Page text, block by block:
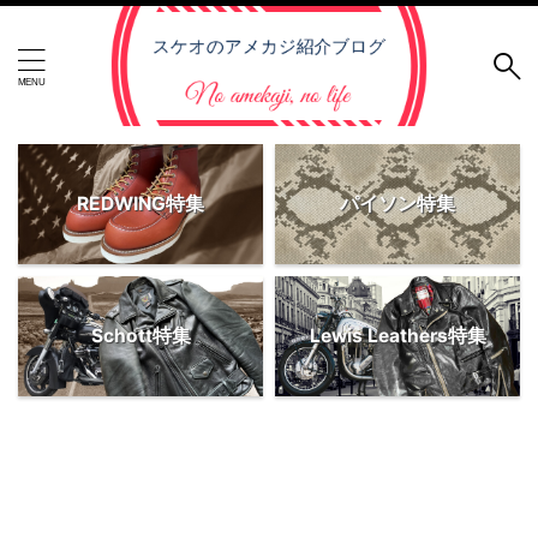
REDWING特集 パイソン特集
Schott特集 Lewis Leathers特集